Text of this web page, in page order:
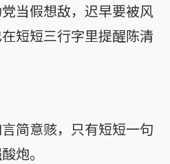
当假想敌，迟早要被风
短短三行字里提醒陈清
简意赅，只有短短一句
炮。